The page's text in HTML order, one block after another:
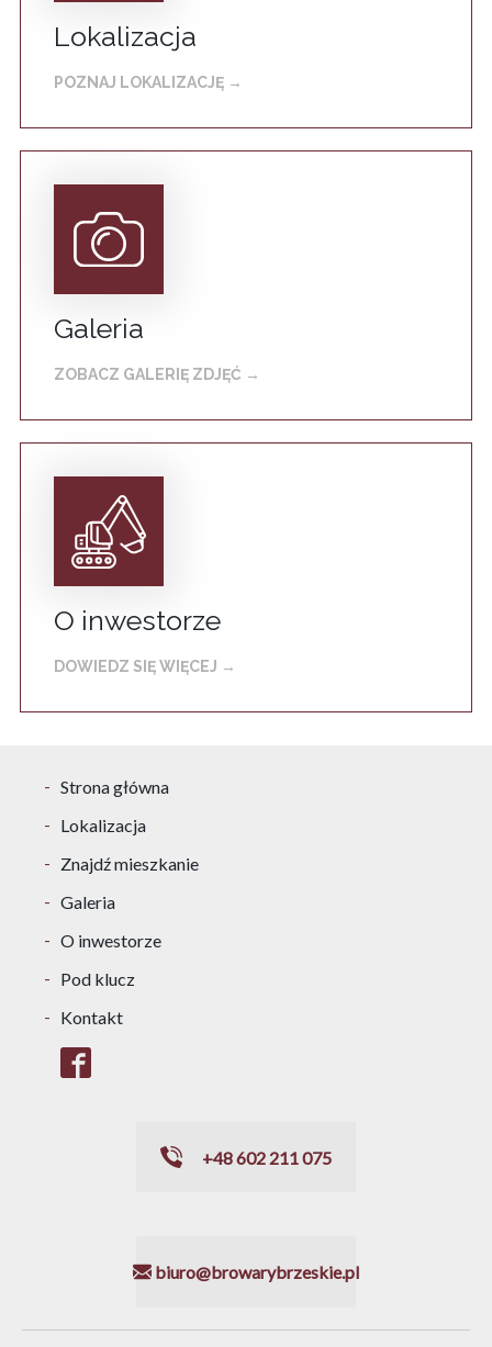
Lokalizacja
POZNAJ LOKALIZACJĘ →
Galeria
ZOBACZ GALERIĘ ZDJĘĆ →
O inwestorze
DOWIEDZ SIĘ WIĘCEJ →
Strona główna
Lokalizacja
Znajdź mieszkanie
Galeria
O inwestorze
Pod klucz
Kontakt
+48 602 211 075
biuro@browarybrzeskie.pl